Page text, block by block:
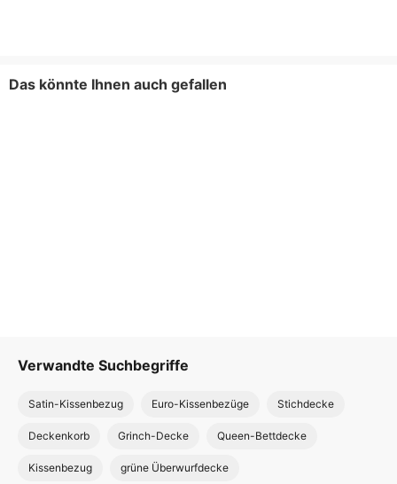
Das könnte Ihnen auch gefallen
Verwandte Suchbegriffe
Satin-Kissenbezug Euro-Kissenbezüge Stichdecke
Deckenkorb Grinch-Decke Queen-Bettdecke
Kissenbezug grüne Überwurfdecke